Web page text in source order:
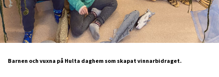
Barnen och vuxna på Hulta daghem som skapat vinnarbidraget.